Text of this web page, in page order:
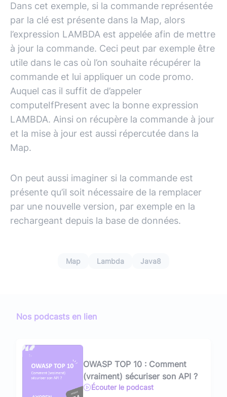
Dans cet exemple, si la commande représentée
par la clé est présente dans la Map, alors
l’expression LAMBDA est appelée afin de mettre
à jour la commande. Ceci peut par exemple être
utile dans le cas où l’on souhaite récupérer la
commande et lui appliquer un code promo.
Auquel cas il suffit de d’appeler
computeIfPresent avec la bonne expression
LAMBDA. Ainsi on récupère la commande à jour
et la mise à jour est aussi répercutée dans la
Map.
On peut aussi imaginer si la commande est
présente qu’il soit nécessaire de la remplacer
par une nouvelle version, par exemple en la
rechargeant depuis la base de données.
Map Lambda Java8
Nos podcasts en lien
OWASP TOP 10 : Comment
(vraiment) sécuriser son API ?
Écouter le podcast